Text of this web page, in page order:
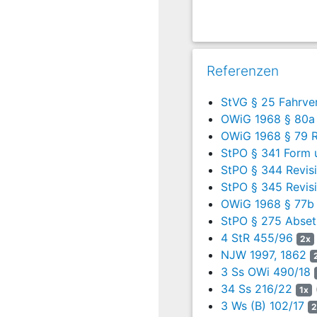
dem familiären
6 1. Der Senat ist in
Rechts übertragen
7 2. Die
Beschränkung des
8
a) Die Wirksamkeit
Protokollurteil
Gericht nach
Schuld- als auch
Die Ansicht der
ohne Gründe
zwar grundsätzlich
Voraussetzungen für
Referenzen
StVG § 25
OWiG 1968 §
OWiG 1968 § 79
StPO § 341 Form
StPO § 344
StPO § 345
OWiG 1968 §
StPO § 275
4 StR 455/96 2x
NJW 1997, 1862
3 Ss OWi 490/18
34 Ss 216/22
1x
3 Ws (B) 102/17